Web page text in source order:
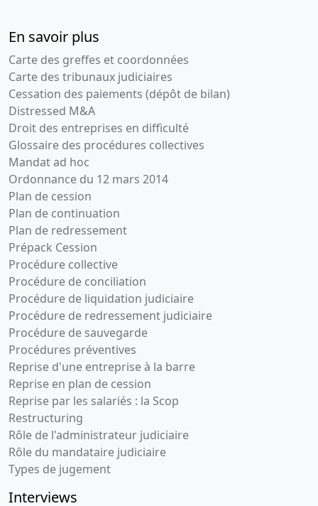
En savoir plus
Carte des greffes et coordonnées
Carte des tribunaux judiciaires
Cessation des paiements (dépôt de bilan)
Distressed M&A
Droit des entreprises en difficulté
Glossaire des procédures collectives
Mandat ad hoc
Ordonnance du 12 mars 2014
Plan de cession
Plan de continuation
Plan de redressement
Prépack Cession
Procédure collective
Procédure de conciliation
Procédure de liquidation judiciaire
Procédure de redressement judiciaire
Procédure de sauvegarde
Procédures préventives
Reprise d'une entreprise à la barre
Reprise en plan de cession
Reprise par les salariés : la Scop
Restructuring
Rôle de l'administrateur judiciaire
Rôle du mandataire judiciaire
Types de jugement
Interviews